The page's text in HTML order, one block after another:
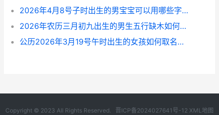
2026年4月8号子时出生的男宝宝可以用哪些字与词起壹个好名字 2026年4月8日出生的宝宝是什么命
2026年农历三月初九出生的男生五行缺木如何取名字吉祥 2026年农历三月二十八是几号
公历2026年3月19号午时出生的女孩如何取名字 公历2026年3月7日
Copyright © 2023 All Rights Reserved. 晋ICP备2024027641号-12 XML地图